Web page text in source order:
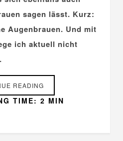
sagen lässt. Kurz:
Augenbrauen. Und mit
ich aktuell nicht
READING
TIME: 2 MIN